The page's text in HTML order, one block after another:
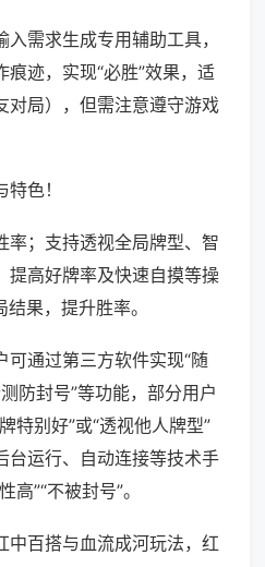
需求生成专用辅助工具，
迹，实现“必胜”效果，适
对局），但需注意遵守游戏
色！
率；支持透视全局牌型、智
提高好牌率及快速自摸等操
果，提升胜率。
可通过第三方软件实现“随
防封号”等功能，部分用户
特别好”或“透视他人牌型”
台运行、自动连接等技术手
”“不被封号”。
中百搭与血流成河玩法，红